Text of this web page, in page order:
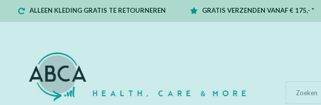
ALLEEN KLEDING GRATIS TE RETOURNEREN GRATIS VERZENDEN VANAF € 175,- *